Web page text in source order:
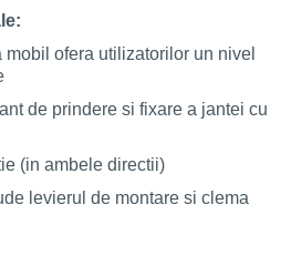
ofera utilizatorilor un nivel
de prindere si fixare a jantei cu
(in ambele directii)
levierul de montare si clema